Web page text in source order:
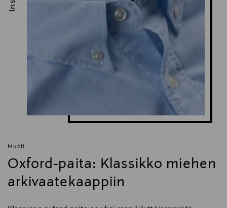
Muoti
Oxford-paita: Klassikko miehen
arkivaatekaappiin